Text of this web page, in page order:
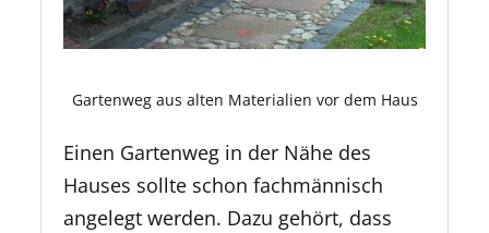
Gartenweg aus alten Materialien vor dem Haus
Einen Gartenweg in der Nähe des
Hauses sollte schon fachmännisch
angelegt werden. Dazu gehört, dass